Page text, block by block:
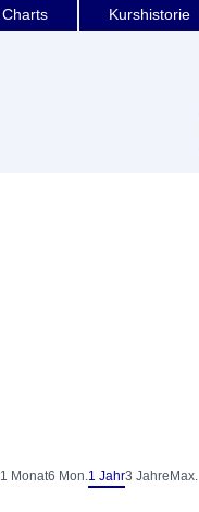
Charts Kurshistorie
1 Monat6 Mon.1 Jahr3 Jahre Max.